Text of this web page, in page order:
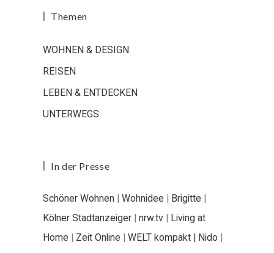
Themen
WOHNEN & DESIGN
REISEN
LEBEN & ENTDECKEN
UNTERWEGS
In der Presse
Schöner Wohnen | Wohnidee | Brigitte |
Kölner Stadtanzeiger | nrw.tv | Living at
Home | Zeit Online | WELT kompakt | Nido |